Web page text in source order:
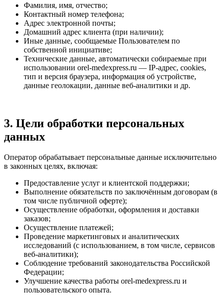
Фамилия, имя, отчество;
Контактный номер телефона;
Адрес электронной почты;
Домашний адрес клиента (при наличии);
Иные данные, сообщаемые Пользователем по
собственной инициативе;
Технические данные, автоматически собираемые при
использовании orel-medexpress.ru — IP-адрес, cookies,
тип и версия браузера, информация об устройстве,
данные геолокации, данные веб-аналитики и др.
3. Цели обработки персональных
данных
Оператор обрабатывает персональные данные исключительно
в законных целях, включая:
Предоставление услуг и клиентской поддержки;
Выполнение обязательств по заключённым договорам (в
том числе публичной оферте);
Осуществление обработки, оформления и доставки
заказов;
Осуществление платежей;
Проведение маркетинговых и аналитических
исследований (с использованием, в том числе, сервисов
веб-аналитики);
Соблюдение требований законодательства Российской
Федерации;
Улучшение качества работы orel-medexpress.ru и
пользовательского опыта.